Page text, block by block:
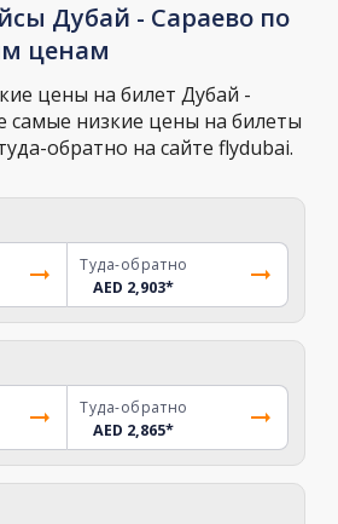
Дубай - Сараево по
ценам
цены на билет Дубай -
самые низкие цены на билеты
обратно на сайте flydubai.
Туда-обратно
AED 2,903*
Туда-обратно
AED 2,865*